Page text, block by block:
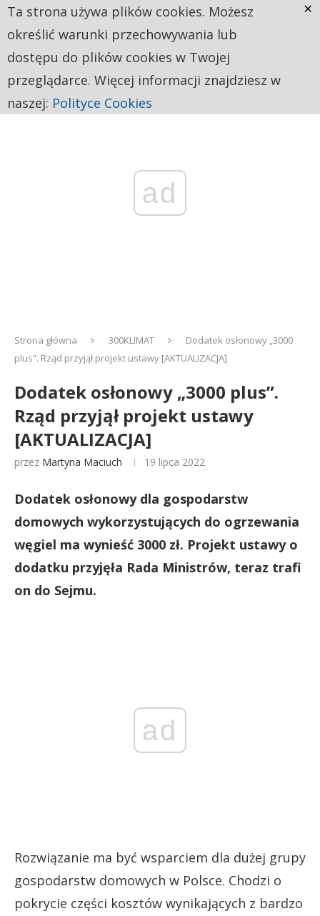
ad
Strona główna 300KLIMAT
Dodatek osłonowy „3000
plus”. Rząd przyjął projekt ustawy [AKTUALIZACJA]
Dodatek osłonowy „3000 plus”.
Rząd przyjął projekt ustawy
[AKTUALIZACJA]
przez Martyna Maciuch 19 lipca 2022
Dodatek osłonowy dla gospodarstw
domowych wykorzystujących do ogrzewania
węgiel ma wynieść 3000 zł. Projekt ustawy o
dodatku przyjęła Rada Ministrów, teraz trafi
on do Sejmu.
ad
Rozwiązanie ma być wsparciem dla dużej grupy
gospodarstw domowych w Polsce. Chodzi o
pokrycie części kosztów wynikających z bardzo
Ta strona używa plików cookies. Możesz
określić warunki przechowywania lub
dostępu do plików cookies w Twojej
przeglądarce. Więcej informacji znajdziesz w
naszej: Polityce Cookies
×